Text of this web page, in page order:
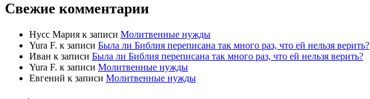
Свежие комментарии
Нусс Мария к записи Молитвенные нужды
Yura F. к записи Была ли Библия переписана так много раз, что ей нельзя верить?
Иван к записи Была ли Библия переписана так много раз, что ей нельзя верить?
Yura F. к записи Молитвенные нужды
Евгений к записи Молитвенные нужды